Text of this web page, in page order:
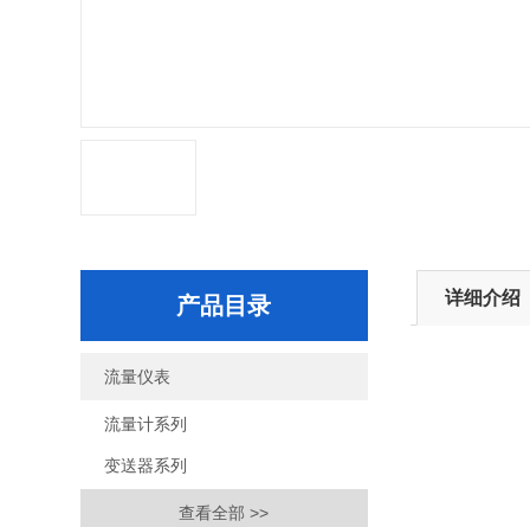
产品目录
流量仪表
流量计系列
变送器系列
查看全部 >>
详细介绍